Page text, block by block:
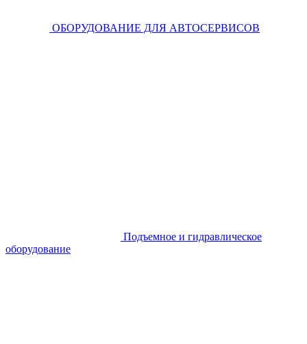
ОБОРУДОВАНИЕ ДЛЯ АВТОСЕРВИСОВ
Подъемное и гидравлическое
оборудование